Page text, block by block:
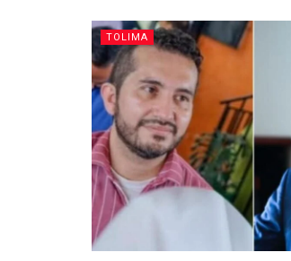
TOLIMA